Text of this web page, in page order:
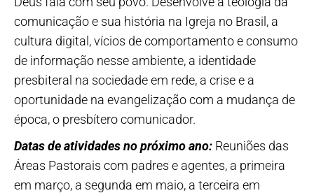
comunicação e sua história na Igreja no Brasil, a
cultura digital, vícios de comportamento e consumo
de informação nesse ambiente, a identidade
presbiteral na sociedade em rede, a crise e a
oportunidade na evangelização com a mudança de
época, o presbítero comunicador.
Datas de atividades no próximo ano: Reuniões das
Áreas Pastorais com padres e agentes, a primeira
em março, a segunda em maio, a terceira em